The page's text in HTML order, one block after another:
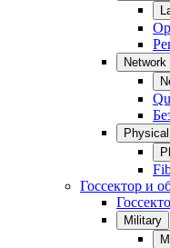
Госсектор и
Military